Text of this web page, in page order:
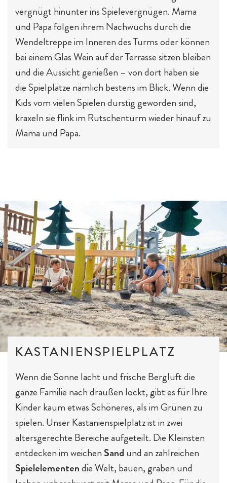
vergnügt hinunter ins Spielevergnügen. Mama
und Papa folgen ihrem Nachwuchs durch die
Wendeltreppe im Inneren des Turms oder können
bei einem Glas Wein auf der Terrasse sitzen bleiben
und die Aussicht genießen – von dort haben sie
die Spielplätze nämlich bestens im Blick. Wenn die
Kids vom vielen Spielen durstig geworden sind,
kraxeln sie flink im Rutschenturm wieder hinauf zu
Mama und Papa.
KASTANIENSPIELPLATZ
Wenn die Sonne lacht und frische Bergluft die
ganze Familie nach draußen lockt, gibt es für Ihre
Kinder kaum etwas Schöneres, als im Grünen zu
spielen. Unser Kastanienspielplatz ist in zwei
altersgerechte Bereiche aufgeteilt. Die Kleinsten
entdecken im weichen Sand und an zahlreichen
Spielelementendie Welt, bauen, graben und